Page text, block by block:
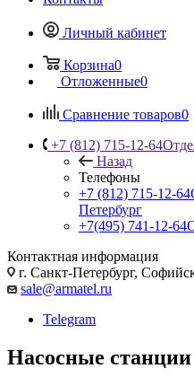
Личный кабинет
Корзина0
Отложенные0
Сравнение товаров0
+7 (812) 715-12-64
Назад
Телефоны
+7 (812) 715-12-64
Петербург
+7(495) 741-12-64
Контактная информация
г. Санкт-Петербург,
sale@armatel.ru
Telegram
Насосные станции